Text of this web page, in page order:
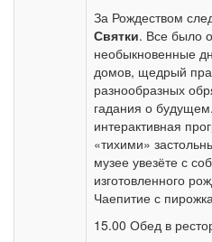
За Рождеством
Святки. Все было
необыкновенные
домов, щедрый
разнообразных
гадания о
интерактивная
«тихими»
музее увезёте с
изготовленного
Чаепитие с
15.00 Обед в